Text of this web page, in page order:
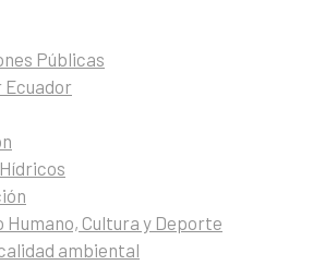
Públicas
Ecuador
Humano, Cultura y Deporte
ambiental